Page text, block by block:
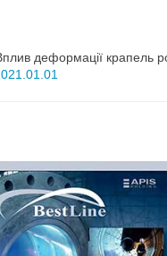
деформації крапель